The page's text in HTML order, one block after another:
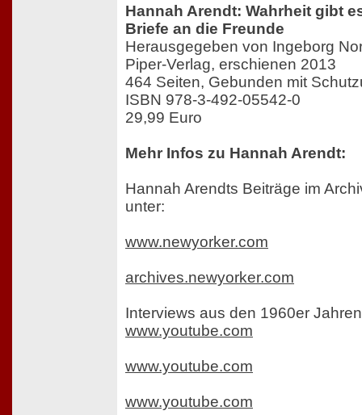
Hannah Arendt: Wahrheit gibt
Briefe an die Freunde
Herausgegeben von Ingeborg
Piper-Verlag, erschienen 2013
464 Seiten, Gebunden mit
ISBN 978-3-492-05542-0
29,99 Euro
Mehr Infos zu Hannah Arendt:
Hannah Arendts Beiträge im
unter:
www.newyorker.com
archives.newyorker.com
Interviews aus den 1960er
www.youtube.com
www.youtube.com
www.youtube.com